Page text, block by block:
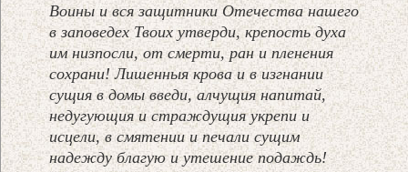
Воины и вся защитники Отечества нашего
в заповедех Твоих утверди, крепость духа
им низпосли, от смерти, ран и пленения
сохрани! Лишенныя крова и в изгнании
сущия в домы введи, алчущия напитай,
недугующия и страждущия укрепи и
исцели, в смятении и печали сущим
надежду благую и утешение подаждь!